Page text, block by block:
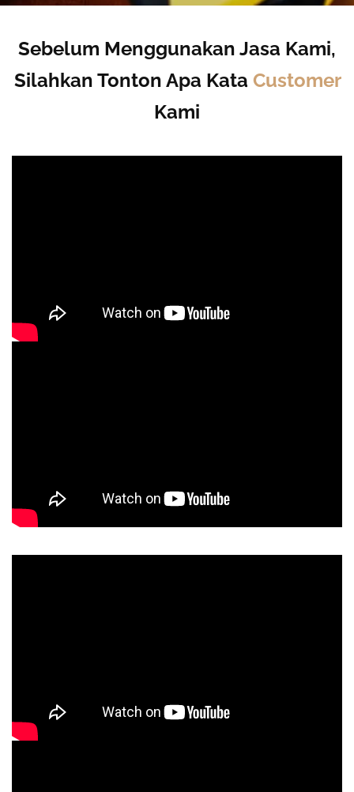
Sebelum Menggunakan Jasa Kami,
Silahkan Tonton Apa Kata Customer
Kami